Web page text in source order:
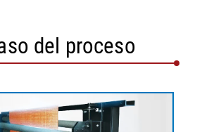
del proceso